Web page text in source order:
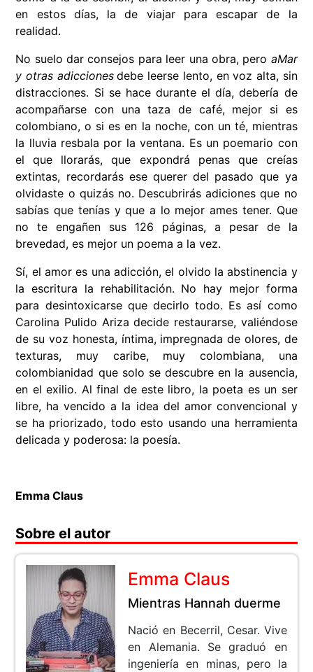
en estos días, la de viajar para escapar de la
realidad.
No suelo dar consejos para leer una obra, pero aMar
y otras adicciones debe leerse lento, en voz alta, sin
distracciones. Si se hace durante el día, debería de
acompañarse con una taza de café, mejor si es
colombiano, o si es en la noche, con un té, mientras
la lluvia resbala por la ventana. Es un poemario con
el que llorarás, que expondrá penas que creías
extintas, recordarás ese querer del pasado que ya
olvidaste o quizás no. Descubrirás adiciones que no
sabías que tenías y que a lo mejor ames tener. Que
no te engañen sus 126 páginas, a pesar de la
brevedad, es mejor un poema a la vez.
Sí, el amor es una adicción, el olvido la abstinencia y
la escritura la rehabilitación. No hay mejor forma
para desintoxicarse que decirlo todo. Es así como
Carolina Pulido Ariza decide restaurarse, valiéndose
de su voz honesta, íntima, impregnada de olores, de
texturas, muy caribe, muy colombiana, una
colombianidad que solo se descubre en la ausencia,
en el exilio. Al final de este libro, la poeta es un ser
libre, ha vencido a la idea del amor convencional y
se ha priorizado, todo esto usando una herramienta
delicada y poderosa: la poesía.
Emma Claus
Sobre el autor
Emma Claus
Mientras Hannah duerme
Nació en Becerril, Cesar. Vive
en Alemania. Se graduó en
ingeniería en minas, pero la